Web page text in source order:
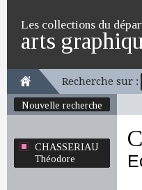
Les collections du
arts
Recherche sur :
Nouvelle recherche
CHASSERIAU
Théodore